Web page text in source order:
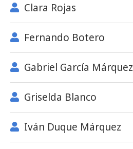
Clara Rojas
Fernando Botero
Gabriel García Márquez
Griselda Blanco
Iván Duque Márquez